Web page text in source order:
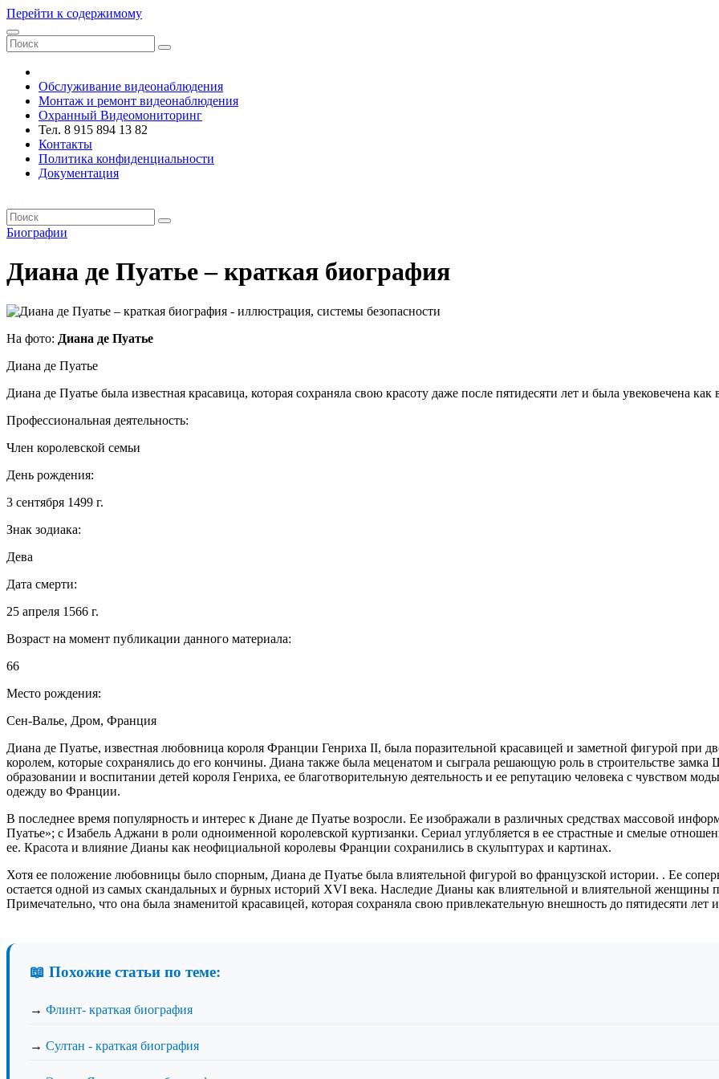
Перейти к содержимому
Обслуживание видеонаблюдения
Монтаж и ремонт видеонаблюдения
Охранный Видеомониторинг
Тел. 8 915 894 13 82
Контакты
Политика конфиденциальности
Документация
Биографии
Диана де Пуатье – краткая биография
На фото: Диана де Пуатье
Диана де Пуатье
Диана де Пуатье была известная красавица, которая сохраняла свою красоту даже после пятидесяти лет и была увековечена как
Профессиональная деятельность:
Член королевской семьи
День рождения:
3 сентября 1499 г.
Знак зодиака:
Дева
Дата смерти:
25 апреля 1566 г.
Возраст на момент публикации данного материала:
66
Место рождения:
Сен-Валье, Дром, Франция
Диана де Пуатье, известная любовница короля Франции Генриха II, была поразительной красавицей и заметной фигурой при
королем, которые сохранялись до его кончины. Диана также была меценатом и сыграла решающую роль в строительстве
образовании и воспитании детей короля Генриха, ее благотворительную деятельность и ее репутацию человека с чувством
одежду во Франции.
В последнее время популярность и интерес к Диане де Пуатье возросли. Ее изображали в различных средствах массовой
Пуатье»; с Изабель Аджани в роли одноименной королевской куртизанки. Сериал углубляется в ее страстные и смелые
ее. Красота и влияние Дианы как неофициальной королевы Франции сохранились в скульптурах и картинах.
Хотя ее положение любовницы было спорным, Диана де Пуатье была влиятельной фигурой во французской истории. . Ее
остается одной из самых скандальных и бурных историй XVI века. Наследие Дианы как влиятельной и влиятельной женщины
Примечательно, что она была знаменитой красавицей, которая сохраняла свою привлекательную внешность до пятидесяти лет
📖 Похожие статьи по теме:
→ Флинт- краткая биография
→ Султан - краткая биография